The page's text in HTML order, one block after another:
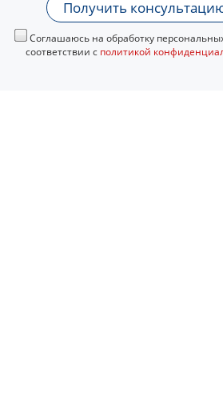
Получить
Соглашаюсь на обработку
соответствии с политикой